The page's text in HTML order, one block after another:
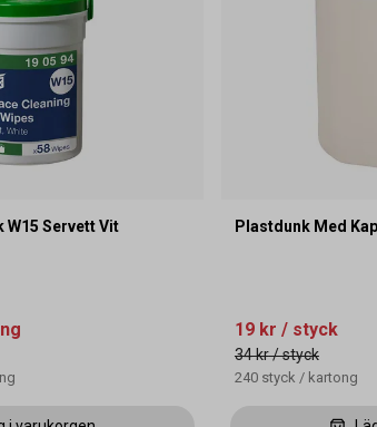
Servett Vit Plastdunk Med
19 kr / styck
34 kr/ styck
240 styck / kartong